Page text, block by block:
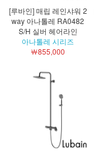
[루바인] 매립 레인샤워 2
way 아나톨레 RA0482
S/H 실버 헤어라인
아나톨레 시리즈
￦855,000